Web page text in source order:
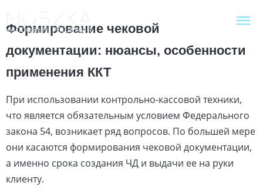
Формирование чековой
документации: нюансы, особенности
применения ККТ
При использовании контрольно-кассовой техники,
что является обязательным условием Федерального
закона 54, возникает ряд вопросов. По большей мере
они касаются формирования чековой документации,
а именно срока создания ЧД и выдачи ее на руки
клиенту.